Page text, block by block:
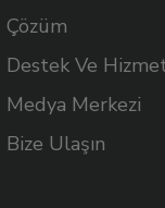
Çözüm
Destek Ve
Medya Merkezi
Bize Ulaşın